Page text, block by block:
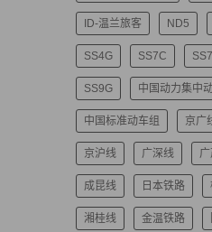
ID-温兰旅客 ND5
SS4G SS7C
SS9G 中国动力集中
中国标准动车组 京广
京沪线 广深线
成昆线 日本铁路
湘桂线 金温铁路